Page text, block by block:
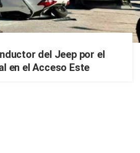
del Jeep por el
en el Acceso Este